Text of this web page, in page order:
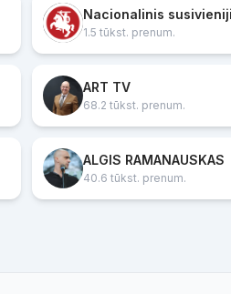
Nacionalinis
1.5 tūkst. prenum.
ART TV
68.2 tūkst. prenum.
ALGIS RAMANAUSKAS
40.6 tūkst. prenum.